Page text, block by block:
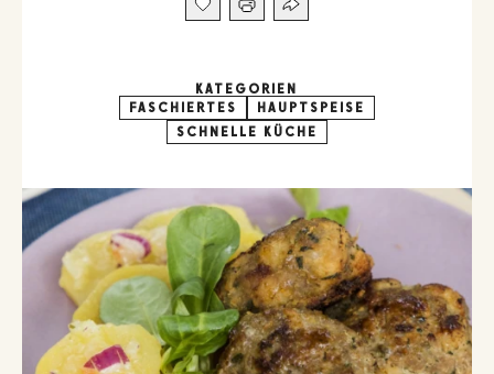
KATEGORIEN
FASCHIERTES
HAUPTSPEISE
SCHNELLE KÜCHE